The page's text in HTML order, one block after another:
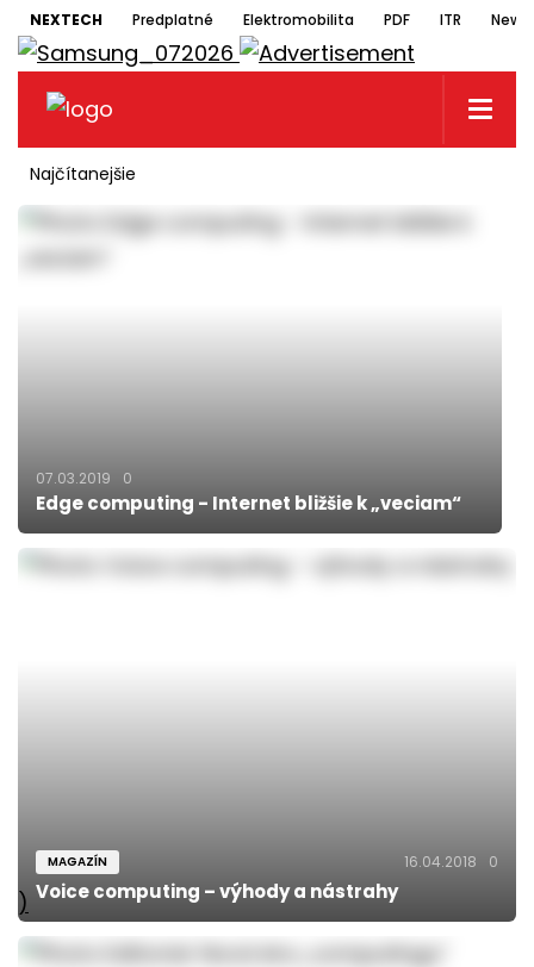
NEXTECH Predplatné Elektromobilita PDF ITR
Najčítanejšie
07.03.2019 0
Edge computing - Internet bližšie k „veciam“
)
MAGAZÍN 16.04.2018 0
Voice computing – výhody a nástrahy